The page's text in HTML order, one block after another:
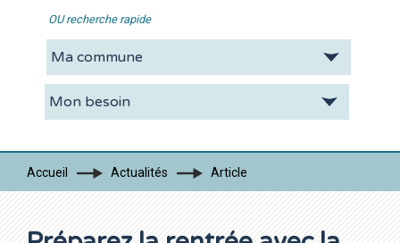
OU recherche rapide
La CDC Vie pratique Economie
Contacts
Accueil Actualités Article